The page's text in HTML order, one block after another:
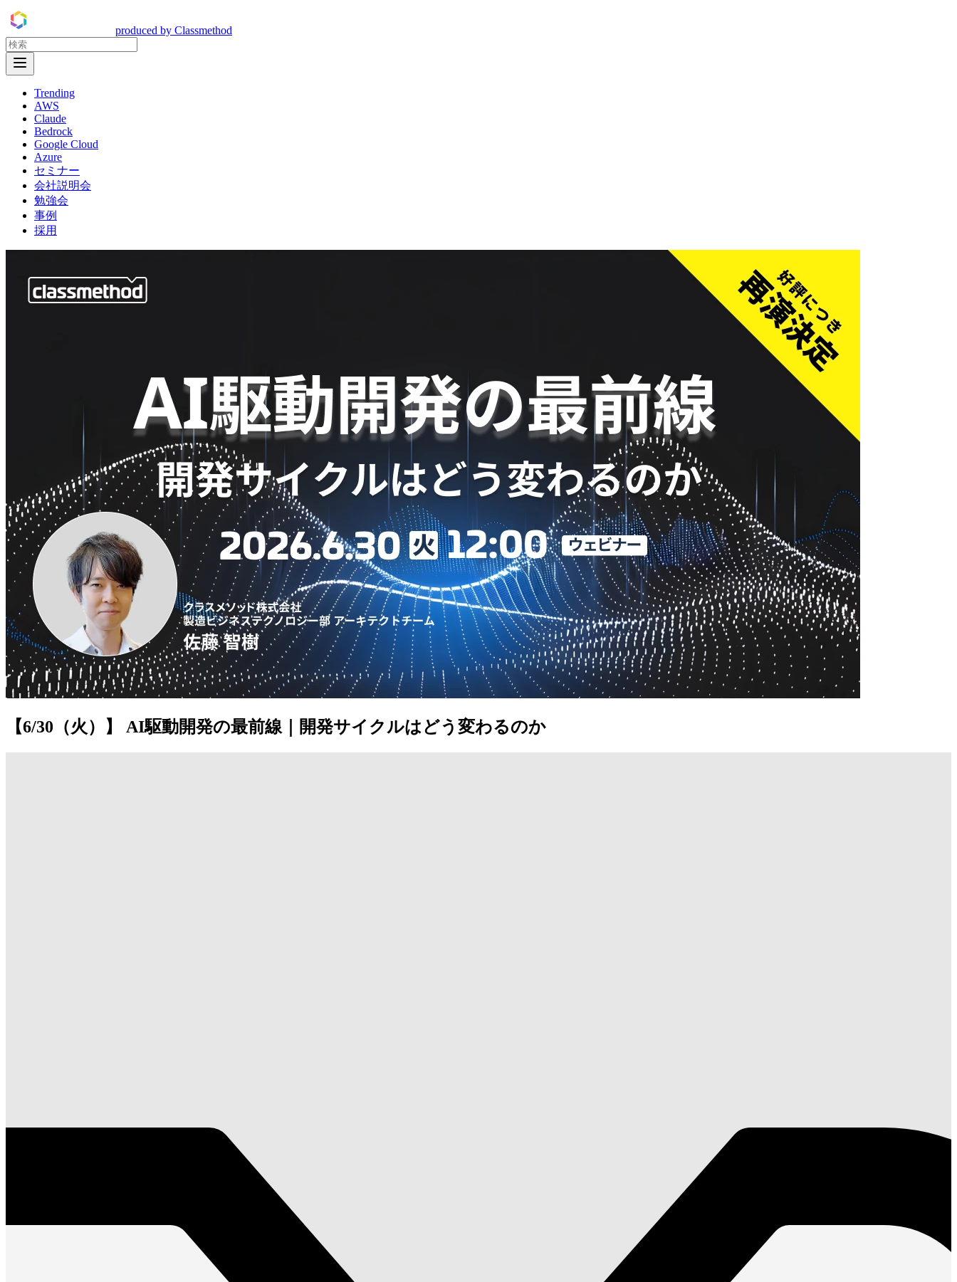
produced by Classmethod
Trending
AWS
Claude
Bedrock
Google Cloud
Azure
セミナー
会社説明会
勉強会
事例
採用
【6/30（火）】 AI駆動開発の最前線｜開発サイクルはどう変わるのか